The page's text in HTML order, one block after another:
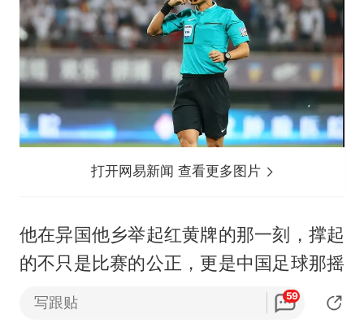
打开网易新闻 查看更多图片
他在异国他乡举起红黄牌的那一刻，撑起
的不只是比赛的公正，更是中国足球那摇
摇欲坠的门面。
写跟贴 59